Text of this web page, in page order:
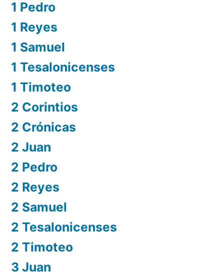
1 Pedro
1 Reyes
1 Samuel
1 Tesalonicenses
1 Timoteo
2 Corintios
2 Crónicas
2 Juan
2 Pedro
2 Reyes
2 Samuel
2 Tesalonicenses
2 Timoteo
3 Juan